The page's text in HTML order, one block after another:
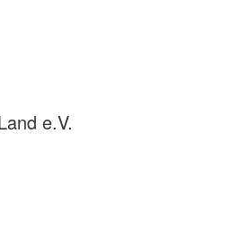
e.V.